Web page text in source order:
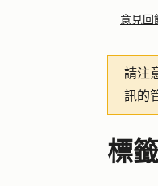
意見回
請注
訊的
標